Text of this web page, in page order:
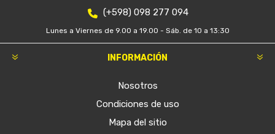
(+598) 098 277 094
Lunes a Viernes de 9.00 a 19.00 - Sáb. de 10 a 13:30
INFORMACIÓN
Nosotros
Condiciones de uso
Mapa del sitio